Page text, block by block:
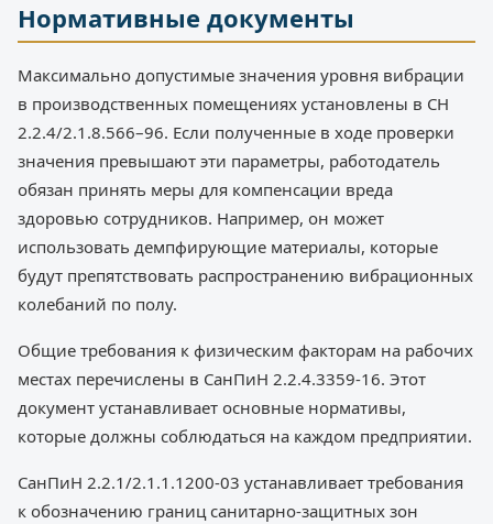
Нормативные документы
Максимально допустимые значения уровня вибрации
в производственных помещениях установлены в СН
2.2.4/2.1.8.566–96. Если полученные в ходе проверки
значения превышают эти параметры, работодатель
обязан принять меры для компенсации вреда
здоровью сотрудников. Например, он может
использовать демпфирующие материалы, которые
будут препятствовать распространению вибрационных
колебаний по полу.
Общие требования к физическим факторам на рабочих
местах перечислены в СанПиН 2.2.4.3359-16. Этот
документ устанавливает основные нормативы,
которые должны соблюдаться на каждом предприятии.
СанПиН 2.2.1/2.1.1.1200-03 устанавливает требования
к обозначению границ санитарно-защитных зон